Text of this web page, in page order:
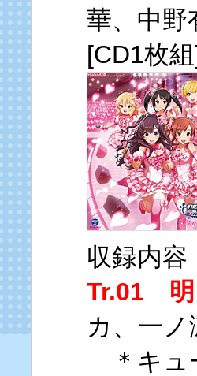
華、中野
[CD1枚
収録内
Tr.01 明
カ、一
＊キュ